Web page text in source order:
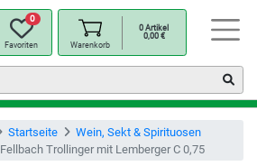
0
Favoriten Warenkorb
0Artikel
0,00 €
Startseite
Wein, Sekt & Spirituosen
Fellbach Trollinger mit Lemberger C 0,75